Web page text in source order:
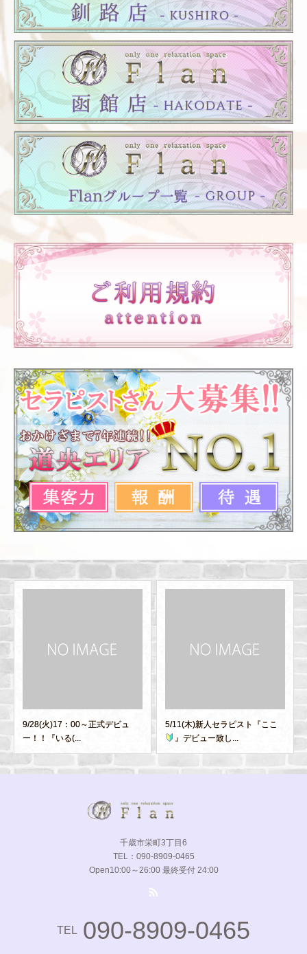
9/28(火)17：00～正式デビュ
ー！！『いる(...
5/11(木)新人セラピスト『ここ
』デビュー致し...
千歳市栄町3丁目6
TEL：090-8909-0465
Open10:00～26:00 最終受付 24:00
TEL 090-8909-0465